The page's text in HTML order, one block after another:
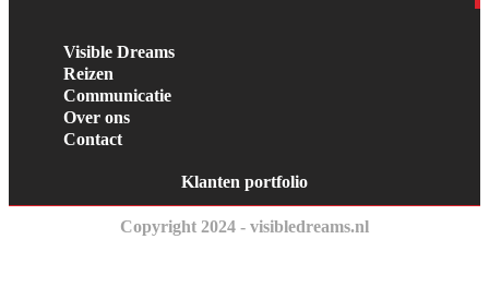
Visible Dreams
Reizen
Communicatie
Over ons
Contact
Klanten portfolio
Copyright 2024 - visibledreams.nl